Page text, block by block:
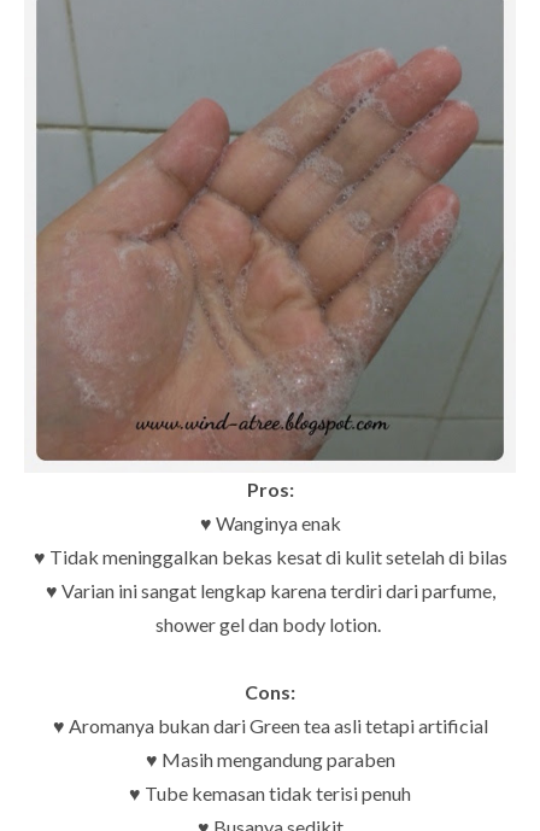
Pros:
♥ Wanginya enak
♥ Tidak meninggalkan bekas kesat di kulit setelah di bilas
♥ Varian ini sangat lengkap karena terdiri dari parfume,
shower gel dan body lotion.
Cons:
♥ Aromanya bukan dari Green tea asli tetapi artificial
♥ Masih mengandung paraben
♥ Tube kemasan tidak terisi penuh